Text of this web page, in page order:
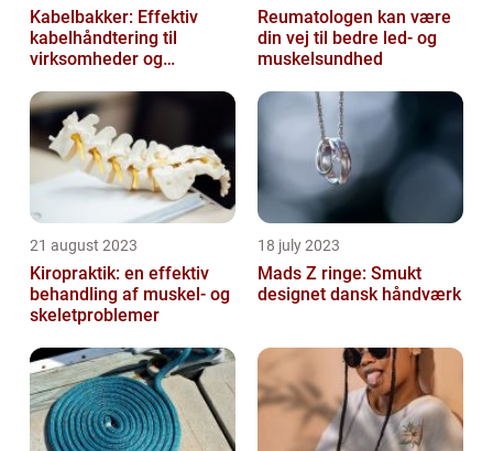
Kabelbakker: Effektiv
kabelhåndtering til
virksomheder og
Reumatologen kan være
din vej til bedre led- og
muskelsundhed
21 august 2023
Kiropraktik: en effektiv
behandling af muskel- og
skeletproblemer
18 july 2023
Mads Z ringe: Smukt
designet dansk håndværk